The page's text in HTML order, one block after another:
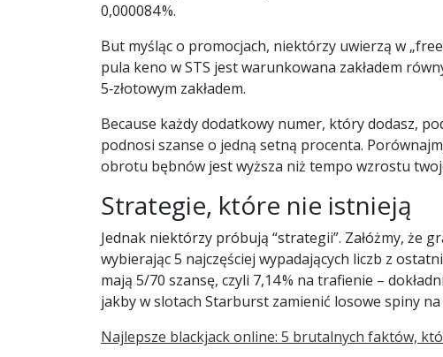
0,000084 %.
But myśląc o promocjach, niektórzy uwierzą w
pula keno w STS jest warunkowana zakładem
5‑złotowym zakładem.
Because każdy dodatkowy numer, który dodasz,
podnosi szanse o jedną setną procenta.
obrotu bębnów jest wyższa niż tempo wzrostu
Strategie, które nie istnieją
Jednak niektórzy próbują “strategii”. Załóżmy, że
wybierając 5 najczęściej wypadających liczb z
mają 5/70 szansę, czyli 7,14 % na trafienie –
jakby w slotach Starburst zamienić losowe spiny
Najlepsze blackjack online: 5 brutalnych faktów,